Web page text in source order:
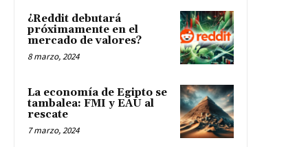
¿Reddit debutará
próximamente en el
mercado de valores?
8 marzo, 2024
La economía de Egipto se
tambalea: FMI y EAU al
rescate
7 marzo, 2024